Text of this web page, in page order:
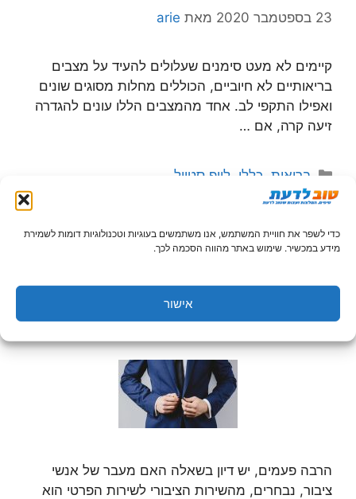
כדי לשפר את חוויית המשתמש, אנו משתמשים בעוגיות וטכנולוגיות דומות לשמירת
מידע במכשיר. שימוש באתר מהווה הסכמה לכך.
אישור
23 בספטמבר 2020 מאת arie
קיימים לא מעט סימנים שעלולים להעיד על מצבים
בריאותיים לא חיוביים, הכוללים מחלות מסוגים שונים
ואפילו התקפי לב. אחד מהמצבים הללו עונים להגדרה
זיעה קרה, אם …
קטגוריות
בריאות כללי ,לייפ סטייל
ציבורי לשירות הפרטי הוא חשוב
21 בספטמבר 2020 מאתarie
הרבה פעמים, יש דיון בשאלה האם מעבר של אנשי
ציבור, נבחרים, מהשירות הציבורי לשירות הפרטי הוא